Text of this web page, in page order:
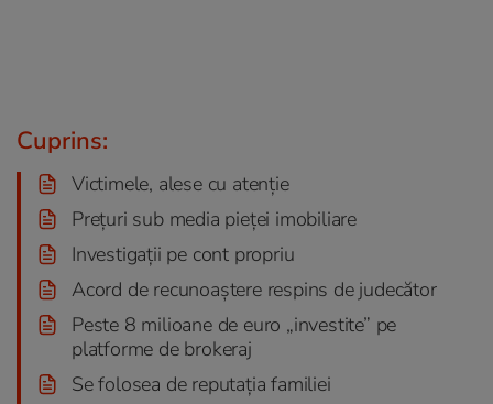
Cuprins:
Victimele, alese cu atenție
Prețuri sub media pieței imobiliare
Investigații pe cont propriu
Acord de recunoaștere respins de judecător
Peste 8 milioane de euro „investite” pe
platforme de brokeraj
Se folosea de reputația familiei